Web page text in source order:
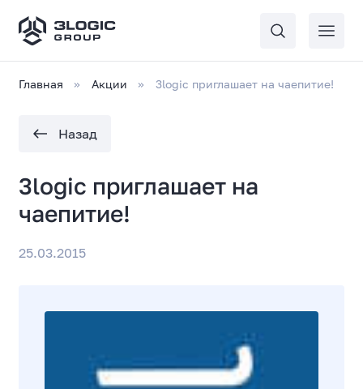
Главная Акции 3logic приглашает на чаепитие!
Назад
3logic приглашает на
чаепитие!
25.03.2015